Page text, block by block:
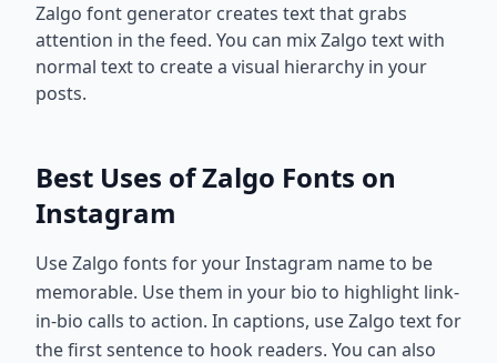
Zalgo font generator creates text that grabs
attention in the feed. You can mix Zalgo text with
normal text to create a visual hierarchy in your
posts.
Best Uses of Zalgo Fonts on
Instagram
Use Zalgo fonts for your Instagram name to be
memorable. Use them in your bio to highlight link-
in-bio calls to action. In captions, use Zalgo text for
the first sentence to hook readers. You can also